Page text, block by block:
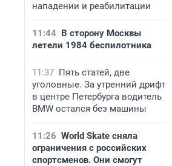
нападении и реабилитации
11:44 В сторону Москвы
летели 1984 беспилотника
11:37 Пять статей, две
уголовные. За утренний дрифт
в центре Петербурга водитель
BMW остался без машины
11:26 World Skate сняла
ограничения с российских
спортсменов. Они смогут